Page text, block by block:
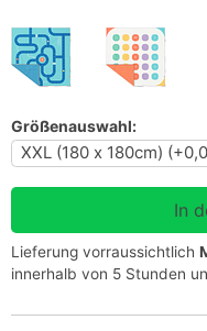
Größenauswahl:
Lieferung vorraussichtlich
innerhalb von 5 Stunden